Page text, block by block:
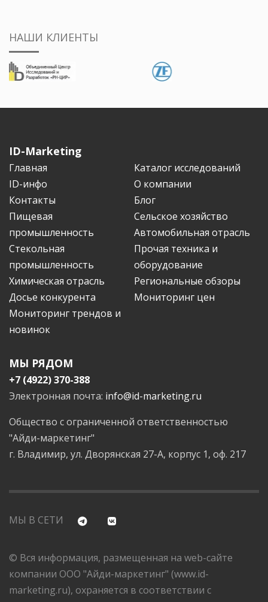
НАШИ КЛИЕНТЫ
ID-Marketing
Главная
Каталог исследований
ID-инфо
О компании
Контакты
Блог
Пищевая
промышленность
Сельское хозяйство
Автомобильная отрасль
Стекольная
промышленность
Прочая техника и
оборудование
Химическая отрасль
Региональные обзоры
Досье конкурента
Мониторинг цен
Мониторинг трендов и
новинок
МЫ РЯДОМ
+7 (4922) 370-388
Электронная почта: info@id-marketing.ru
Общество с ограниченной ответственностью
"Айди-маркетинг"
г. Владимир, ул. Дворянская 27-А, корпус 1, оф. 217
МЫ В СЕТИ
© Вся информация, размещенная на web-сайте
компании ООО "Айди-маркетинг" (www.id-
marketing.ru), охраняется в соответствии с